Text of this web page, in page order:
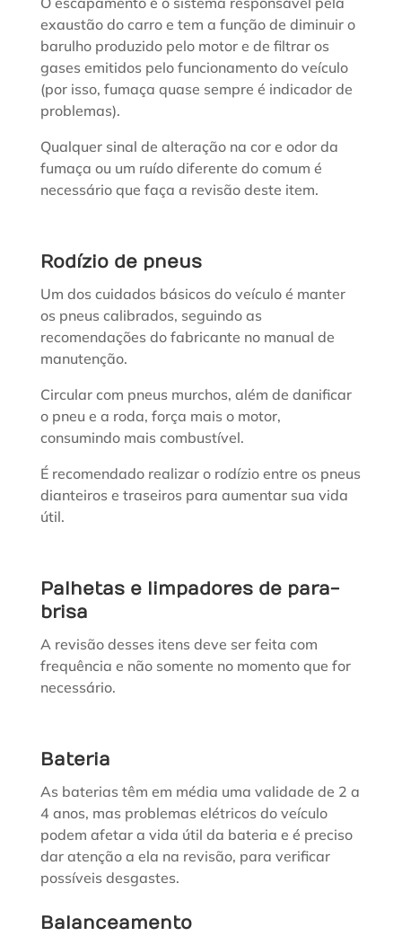
exaustão do carro e tem a função de diminuir o
barulho produzido pelo motor e de filtrar os
gases emitidos pelo funcionamento do veículo
(por isso, fumaça quase sempre é indicador de
problemas).
Qualquer sinal de alteração na cor e odor da
fumaça ou um ruído diferente do comum é
necessário que faça a revisão deste item.
Rodízio de pneus
Um dos cuidados básicos do veículo é manter
os pneus calibrados, seguindo as
recomendações do fabricante no manual de
manutenção.
Circular com pneus murchos, além de danificar
o pneu e a roda, força mais o motor,
consumindo mais combustível.
É recomendado realizar o rodízio entre os pneus
dianteiros e traseiros para aumentar sua vida
útil.
Palhetas e limpadores de para-
brisa
A revisão desses itens deve ser feita com
frequência e não somente no momento que for
necessário.
Bateria
As baterias têm em média uma validade de 2 a
4 anos, mas problemas elétricos do veículo
podem afetar a vida útil da bateria e é preciso
dar atenção a ela na revisão, para verificar
possíveis desgastes.
Balanceamento